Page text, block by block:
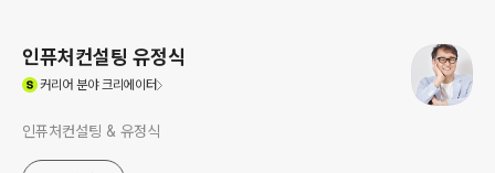
인퓨처컨설팅 유정식
커리어 분야 크리에이터
인퓨처컨설팅 & 유정식